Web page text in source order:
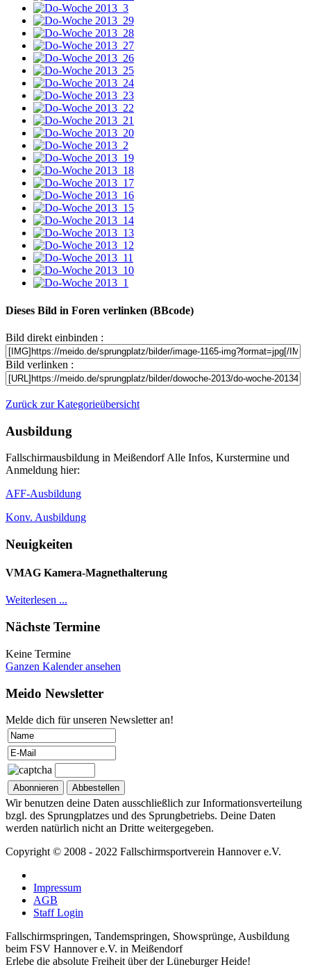
Dieses Bild in Foren verlinken (BBcode)
Bild direkt einbinden :
Bild verlinken :
Zurück zur Kategorieübersicht
Ausbildung
Fallschirmausbildung in Meißendorf Alle Infos, Kurstermine und
Anmeldung hier:
AFF-Ausbildung
Konv. Ausbildung
Neuigkeiten
VMAG Kamera-Magnethalterung
Weiterlesen ...
Nächste Termine
Keine Termine
Ganzen Kalender ansehen
Meido Newsletter
Melde dich für unseren Newsletter an!
Wir benutzen deine Daten ausschließlich zur Informationsverteilung
bzgl. des Sprungplatzes und des Sprungbetriebs. Deine Daten
werden natürlich nicht an Dritte weitergegeben.
Copyright © 2008 - 2022 Fallschirmsportverein Hannover e.V.
Impressum
AGB
Staff Login
Fallschirmspringen, Tandemspringen, Showsprünge, Ausbildung
beim FSV Hannover e.V. in Meißendorf
Erlebe die absolute Freiheit über der Lüneburger Heide!